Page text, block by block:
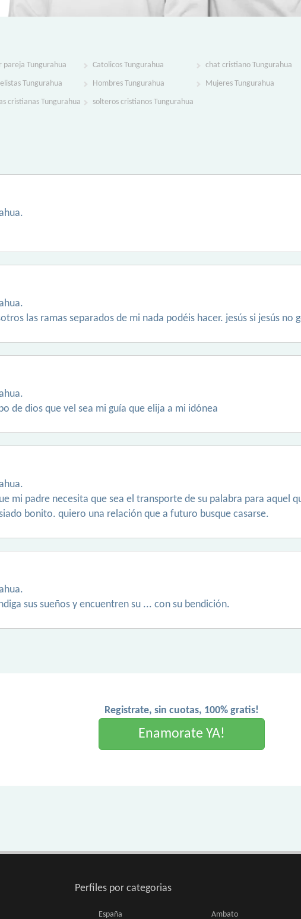
pareja Tungurahua Catolicos Tungurahua chat cristiano Tungurahua
Tungurahua Hombres Tungurahua Mujeres Tungurahua
cristianas Tungurahua solteros cristianos Tungurahua
las ramas separados de mi nada podéis hacer. jesús si jesús no
de dios que vel sea mi guía que elija a mi idónea
mi padre necesita que sea el transporte de su palabra para aquel
bonito. quiero una relación que a futuro busque casarse.
sus sueños y encuentren su ... con su bendición.
Registrate, sin cuotas, 100% gratis!
Enamorate YA!
Perfiles por categorias
España Ambato